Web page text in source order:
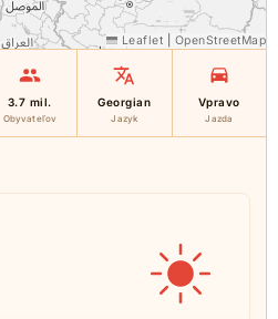
Leaflet OpenStreetMap
3.7 mil.
Obyvateľov
Georgian
Jazyk
Vpravo
Jazda